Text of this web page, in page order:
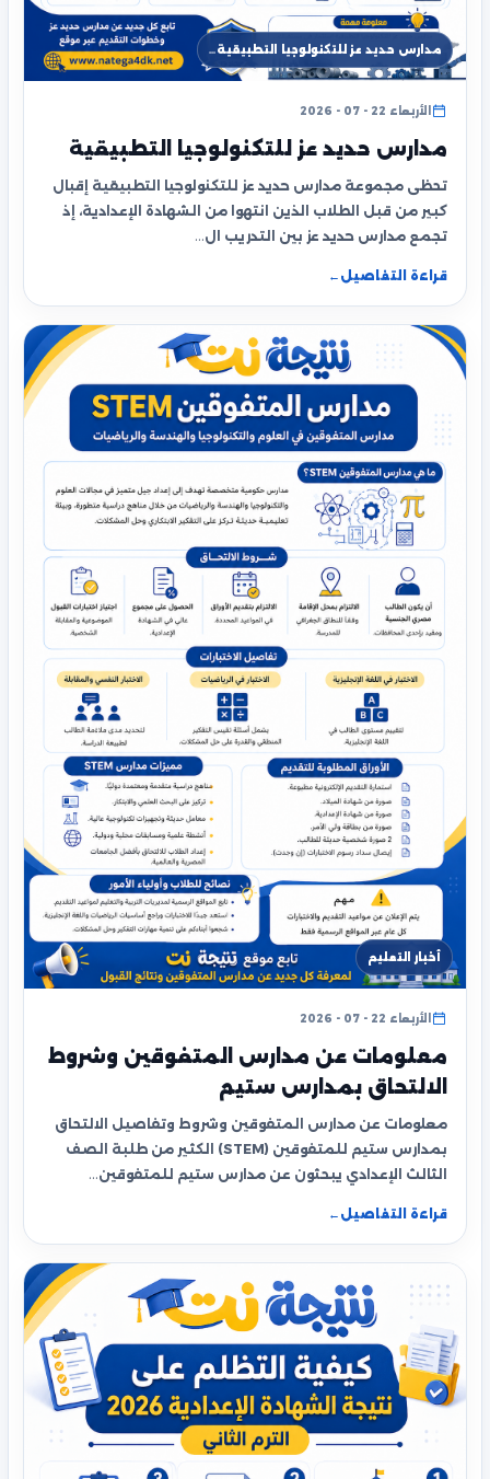
مدارس حديد عز للتكنولوجيا التطبيقية…
الأربعاء 22 - 07 - 2026
مدارس حديد عز للتكنولوجيا التطبيقية
تحظى مجموعة مدارس حديد عز للتكنولوجيا التطبيقية إقبال
كبير من قبل الطلاب الذين انتهوا من الشهادة الإعدادية، إذ
تجمع مدارس حديد عز بين التدريب ال…
قراءة التفاصيل ←
أخبار التعليم
الأربعاء 22 - 07 - 2026
معلومات عن مدارس المتفوقين وشروط
الالتحاق بمدارس ستيم
معلومات عن مدارس المتفوقين وشروط وتفاصيل الالتحاق
بمدارس ستيم للمتفوقين (STEM) الكثير من طلبة الصف
الثالث الإعدادي يبحثون عن مدارس ستيم للمتفوقين…
قراءة التفاصيل ←